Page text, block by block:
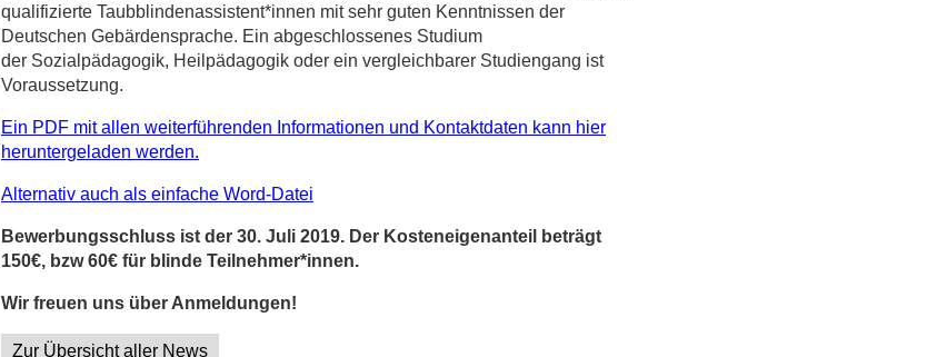
qualifizierte Taubblindenassistent*innen mit sehr guten Kenntnissen der
Deutschen Gebärdensprache. Ein abgeschlossenes Studium
der Sozialpädagogik, Heilpädagogik oder ein vergleichbarer Studiengang ist
Voraussetzung.
Ein PDF mit allen weiterführenden Informationen und Kontaktdaten kann hier
heruntergeladen werden.
Alternativ auch als einfache Word-Datei
Bewerbungsschluss ist der 30. Juli 2019. Der Kosteneigenanteil beträgt
150€, bzw 60€ für blinde Teilnehmer*innen.
Wir freuen uns über Anmeldungen!
Zur Übersicht aller News